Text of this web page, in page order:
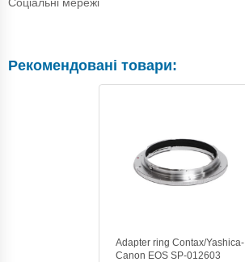
Рекомендовані товари:
Adapter ring Contax/Yashica-
Canon EOS SP-012603